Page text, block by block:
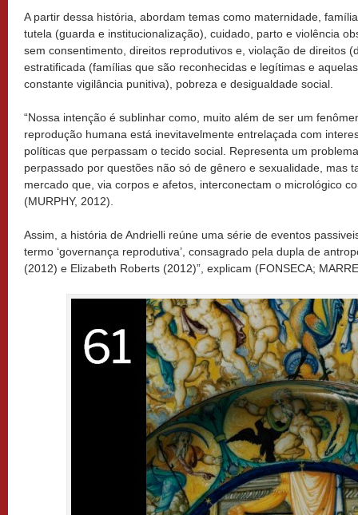
A partir dessa história, abordam temas como maternidade,
tutela (guarda e institucionalização), cuidado, parto e violência
sem consentimento, direitos reprodutivos e, violação de direitos
estratificada (famílias que são reconhecidas e legítimas e
constante vigilância punitiva), pobreza e desigualdade social.
“Nossa intenção é sublinhar como, muito além de ser um
reprodução humana está inevitavelmente entrelaçada com
políticas que perpassam o tecido social. Representa um
perpassado por questões não só de gênero e sexualidade, mas
mercado que, via corpos e afetos, interconectam o micrológico
(MURPHY, 2012).
Assim, a história de Andrielli reúne uma série de eventos
termo ‘governança reprodutiva’, consagrado pela dupla de
(2012) e Elizabeth Roberts (2012)”, explicam (FONSECA;